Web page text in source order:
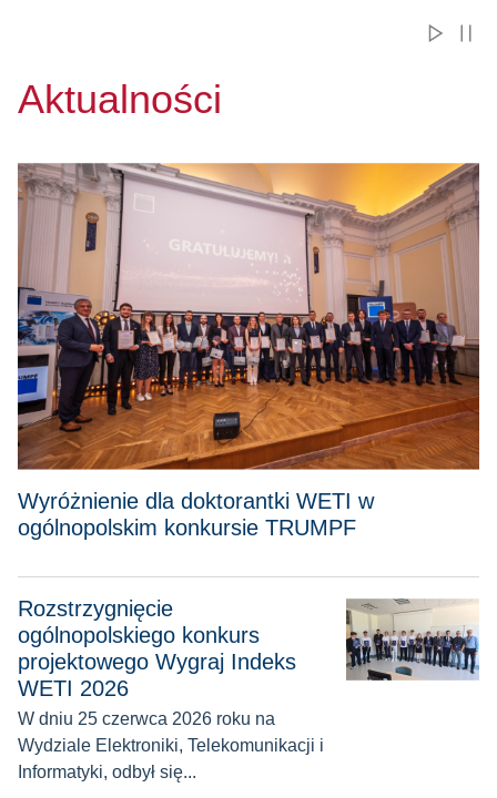
Aktualności
Przejdź do Wyróżnienie dla doktorantki WETI w
Wyróżnienie dla doktorantki WETI w
ogólnopolskim konkursie TRUMPF
Rozstrzygnięcie ogólnopolskiego konkurs projektowego
Rozstrzygnięcie
ogólnopolskiego konkurs
projektowego Wygraj Indeks
WETI 2026
W dniu 25 czerwca 2026 roku na
Wydziale Elektroniki, Telekomunikacji i
Informatyki, odbył się...